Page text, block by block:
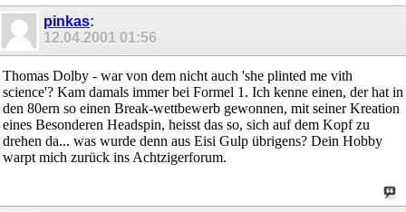
pinkas:
12.04.2001 01:56
Thomas Dolby - war von dem nicht auch 'she plinted me vith
science'? Kam damals immer bei Formel 1. Ich kenne einen, der hat in
den 80ern so einen Break-wettbewerb gewonnen, mit seiner Kreation
eines Besonderen Headspin, heisst das so, sich auf dem Kopf zu
drehen da... was wurde denn aus Eisi Gulp übrigens? Dein Hobby
warpt mich zurück ins Achtzigerforum.